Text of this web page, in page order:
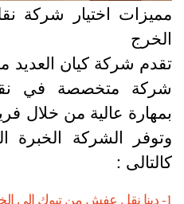
اختيار شركة
شركة كيان العديد من
متخصصة في نقل
عالية من خلال
الشركة الخبرة
: